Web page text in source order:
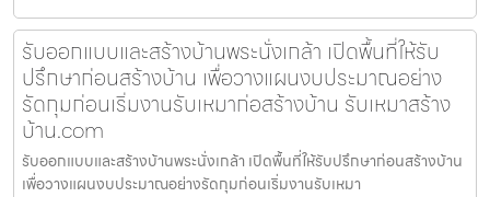
รับออกแบบและสร้างบ้านพระนั่งเกล้า เปิดพื้นที่ให้รับ
ปรึกษาก่อนสร้างบ้าน เพื่อวางแผนงบประมาณอย่าง
รัดกุมก่อนเริ่มงานรับเหมาก่อสร้างบ้าน รับเหมาสร้าง
บ้าน.com
รับออกแบบและสร้างบ้านพระนั่งเกล้า เปิดพื้นที่ให้รับปรึกษาก่อนสร้างบ้าน
เพื่อวางแผนงบประมาณอย่างรัดกุมก่อนเริ่มงานรับเหมา